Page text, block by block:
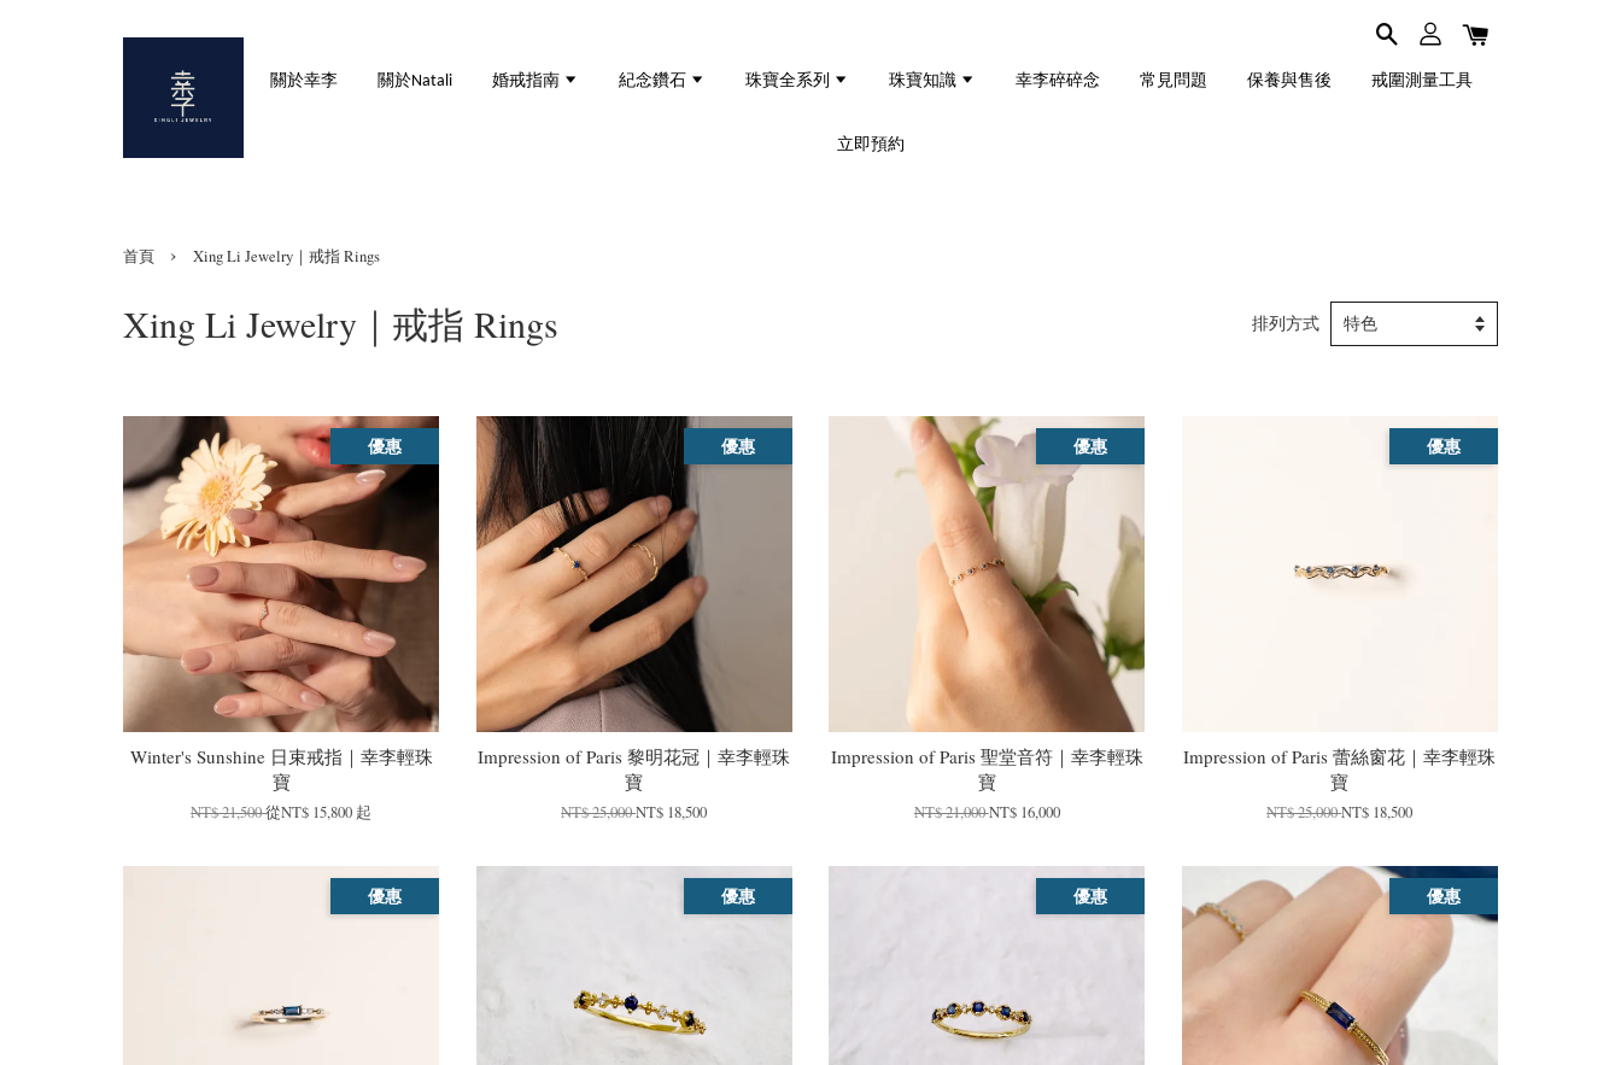
關於幸李 關於Natali 婚戒指南 紀念鑽石 珠寶全系列 珠寶知識 幸李碎碎念 常見問題 保養與售後 戒圍測量工具
立即預約
首頁 › Xing Li Jewelry｜戒指 Rings
Xing Li Jewelry｜戒指 Rings 排列方式
優惠
Winter's Sunshine 日束戒指｜幸李輕珠
寶
NT$ 21,500從NT$ 15,800 起
優惠
Impression of Paris 黎明花冠｜幸李輕珠
寶
NT$ 25,000NT$ 18,500
優惠
Impression of Paris 聖堂音符｜幸李輕珠
寶
NT$ 21,000NT$ 16,000
優惠
Impression of Paris 蕾絲窗花｜幸李輕珠
寶
NT$ 25,000NT$ 18,500
優惠 優惠 優惠 優惠